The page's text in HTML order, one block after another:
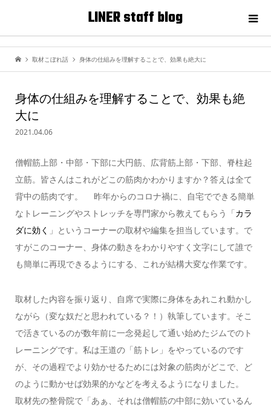
LINER staff blog
取材こぼれ話 身体の仕組みを理解することで、効果も絶大に
身体の仕組みを理解することで、効果も絶
大に
2021.04.06
僧帽筋上部・中部・下部に大円筋、広背筋上部・下部、脊柱起
立筋。皆さんはこれがどこの筋肉かわかりますか？答えは全て
背中の筋肉です。 昨年からのコロナ禍に、自宅でできる簡単
なトレーニングやストレッチを専門家から教えてもらう「カラ
ダに効く 」というコーナーの取材や編集を担当しています。で
すがこのコーナー、身体の動きをわかりやすく文字にして誰で
も簡単に再現できるようにする、これが結構大変な作業です。
取材した内容を振り返り、自席で実際に身体をあれこれ動かし
ながら（変な奴だと思われている？！）執筆しています。そこ
で活きているのが数年前に一念発起して通い始めたジムでのト
レーニングです。私は王道の「筋トレ」をやっているのです
が、その過程でより効かせるためには対象の筋肉がどこで、ど
のように動かせば効果的かなどを考えるようになりました。
取材先の整骨院で「あぁ、それは僧帽筋の中部に効いているん